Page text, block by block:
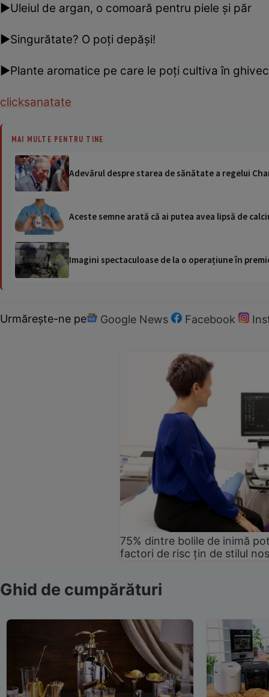
►Uleiul de argan, o comoară pentru piele şi păr
►Singurătate? O poţi depăşi!
►Plante aromatice pe care le poţi cultiva în
clicksanatate
MAI MULTE PENTRU TINE
Adevărul despre starea de sănătate a regelui
Aceste semne arată că ai putea avea lipsă de
Imagini spectaculoase de la o operațiune în
Urmărește-ne pe Google News Facebook
75% dintre bolile de inimă
factori de risc țin de stilul
Ghid de cumpărături